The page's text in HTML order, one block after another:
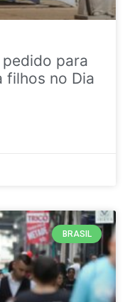
para
filhos no Dia
BRASIL